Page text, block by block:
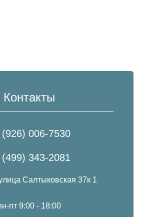
Контакты
(926) 006-7530
(499) 343-2081
Салтыковская 37к 1
пт 9:00 - 18:00